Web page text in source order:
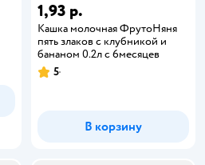
1,93 р.
Кашка молочная ФрутоНяня
пять злаков с клубникой и
бананом 0.2л с 6месяцев
5
В корзину